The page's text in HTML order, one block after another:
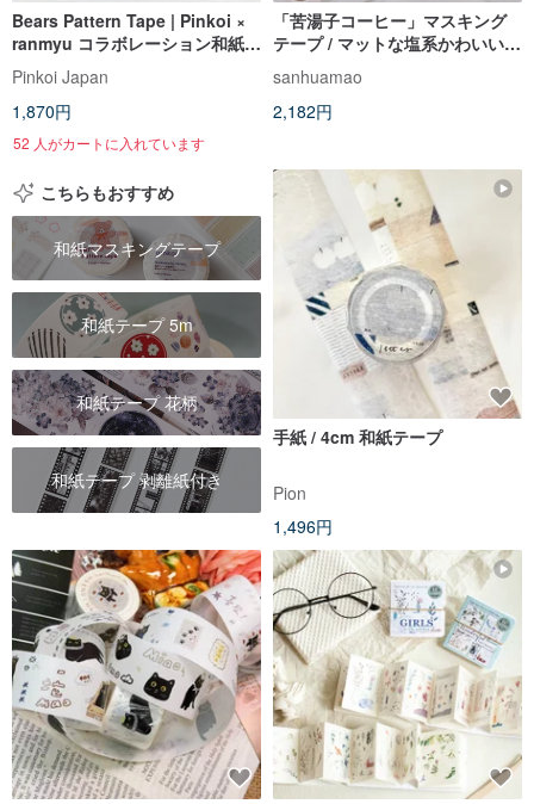
Bears Pattern Tape | Pinkoi ×
ranmyu コラボレーション和紙テ
ープ
Pinkoi Japan
1,870円
52 人がカートに入れています
「苦湯子コーヒー」マスキング
テープ / マットな塩系かわいいデ
ザイン / PET 素材で手帳や文具
の基本アイテムに
sanhuamao
2,182円
こちらもおすすめ
和紙マスキングテープ
和紙テープ 5m
和紙テープ 花柄
和紙テープ 剥離紙付き
手紙 / 4cm 和紙テープ
Pion
1,496円